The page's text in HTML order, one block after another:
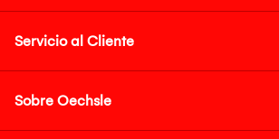
Servicio al Cliente
Sobre Oechsle